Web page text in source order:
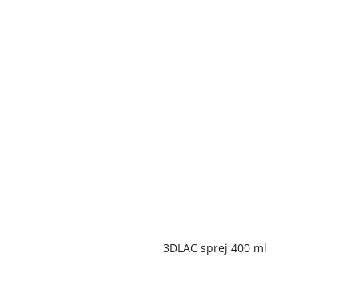
3DLAC sprej 400 ml